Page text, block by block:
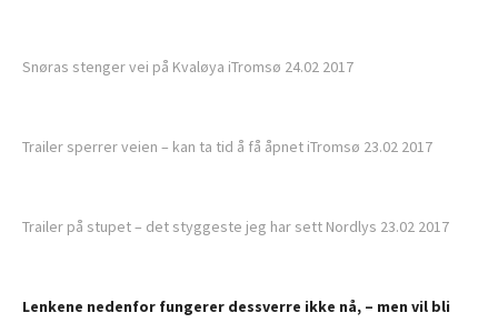
Snøras stenger vei på Kvaløya iTromsø 24.02 2017
Trailer sperrer veien – kan ta tid å få åpnet iTromsø 23.02 2017
Trailer på stupet – det styggeste jeg har sett Nordlys 23.02 2017
Lenkene nedenfor fungerer dessverre ikke nå, – men vil bli